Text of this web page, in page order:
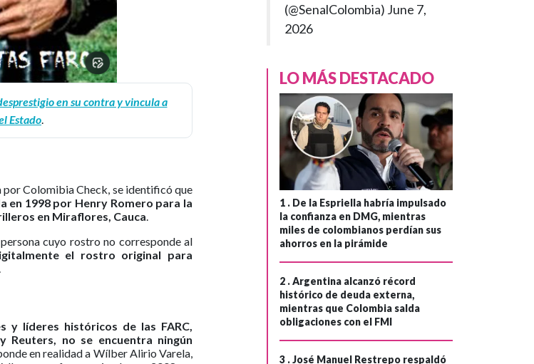
en su contra y vincula a
Estado.
por Colomibia Check, se identificó que
1998 por Henry Romero para la
en Miraflores, Cauca.
cuyo rostro no corresponde al
el rostro original para
y líderes históricos de las FARC,
Reuters, no se encuentra ningún
en realidad a Wílber Alirio Varela,
(@SenalColombia) June 7,
2026
LO MÁS DESTACADO
1 . De la Espriella habría impulsado
la confianza en DMG, mientras
miles de colombianos perdían sus
ahorros en la pirámide
2 .Argentina alcanzó récord
histórico de deuda externa,
mientras que Colombia salda
obligaciones con el FMI
3 .José Manuel Restrepo respaldó